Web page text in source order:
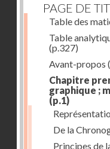
PAGE DE
Table des
Table
(p.327)
Avant-propos
Chapitre
graphique ;
(p.1)
De la
Principes de